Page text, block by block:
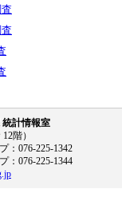
計情報室
階）
076-225-1342
076-225-1344